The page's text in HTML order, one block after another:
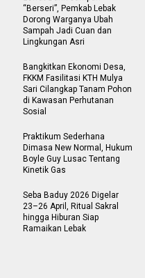
“Berseri”, Pemkab Lebak
Dorong Warganya Ubah
Sampah Jadi Cuan dan
Lingkungan Asri
Bangkitkan Ekonomi Desa,
FKKM Fasilitasi KTH Mulya
Sari Cilangkap Tanam Pohon
di Kawasan Perhutanan
Sosial
Praktikum Sederhana
Dimasa New Normal, Hukum
Boyle Guy Lusac Tentang
Kinetik Gas
Seba Baduy 2026 Digelar
23–26 April, Ritual Sakral
hingga Hiburan Siap
Ramaikan Lebak